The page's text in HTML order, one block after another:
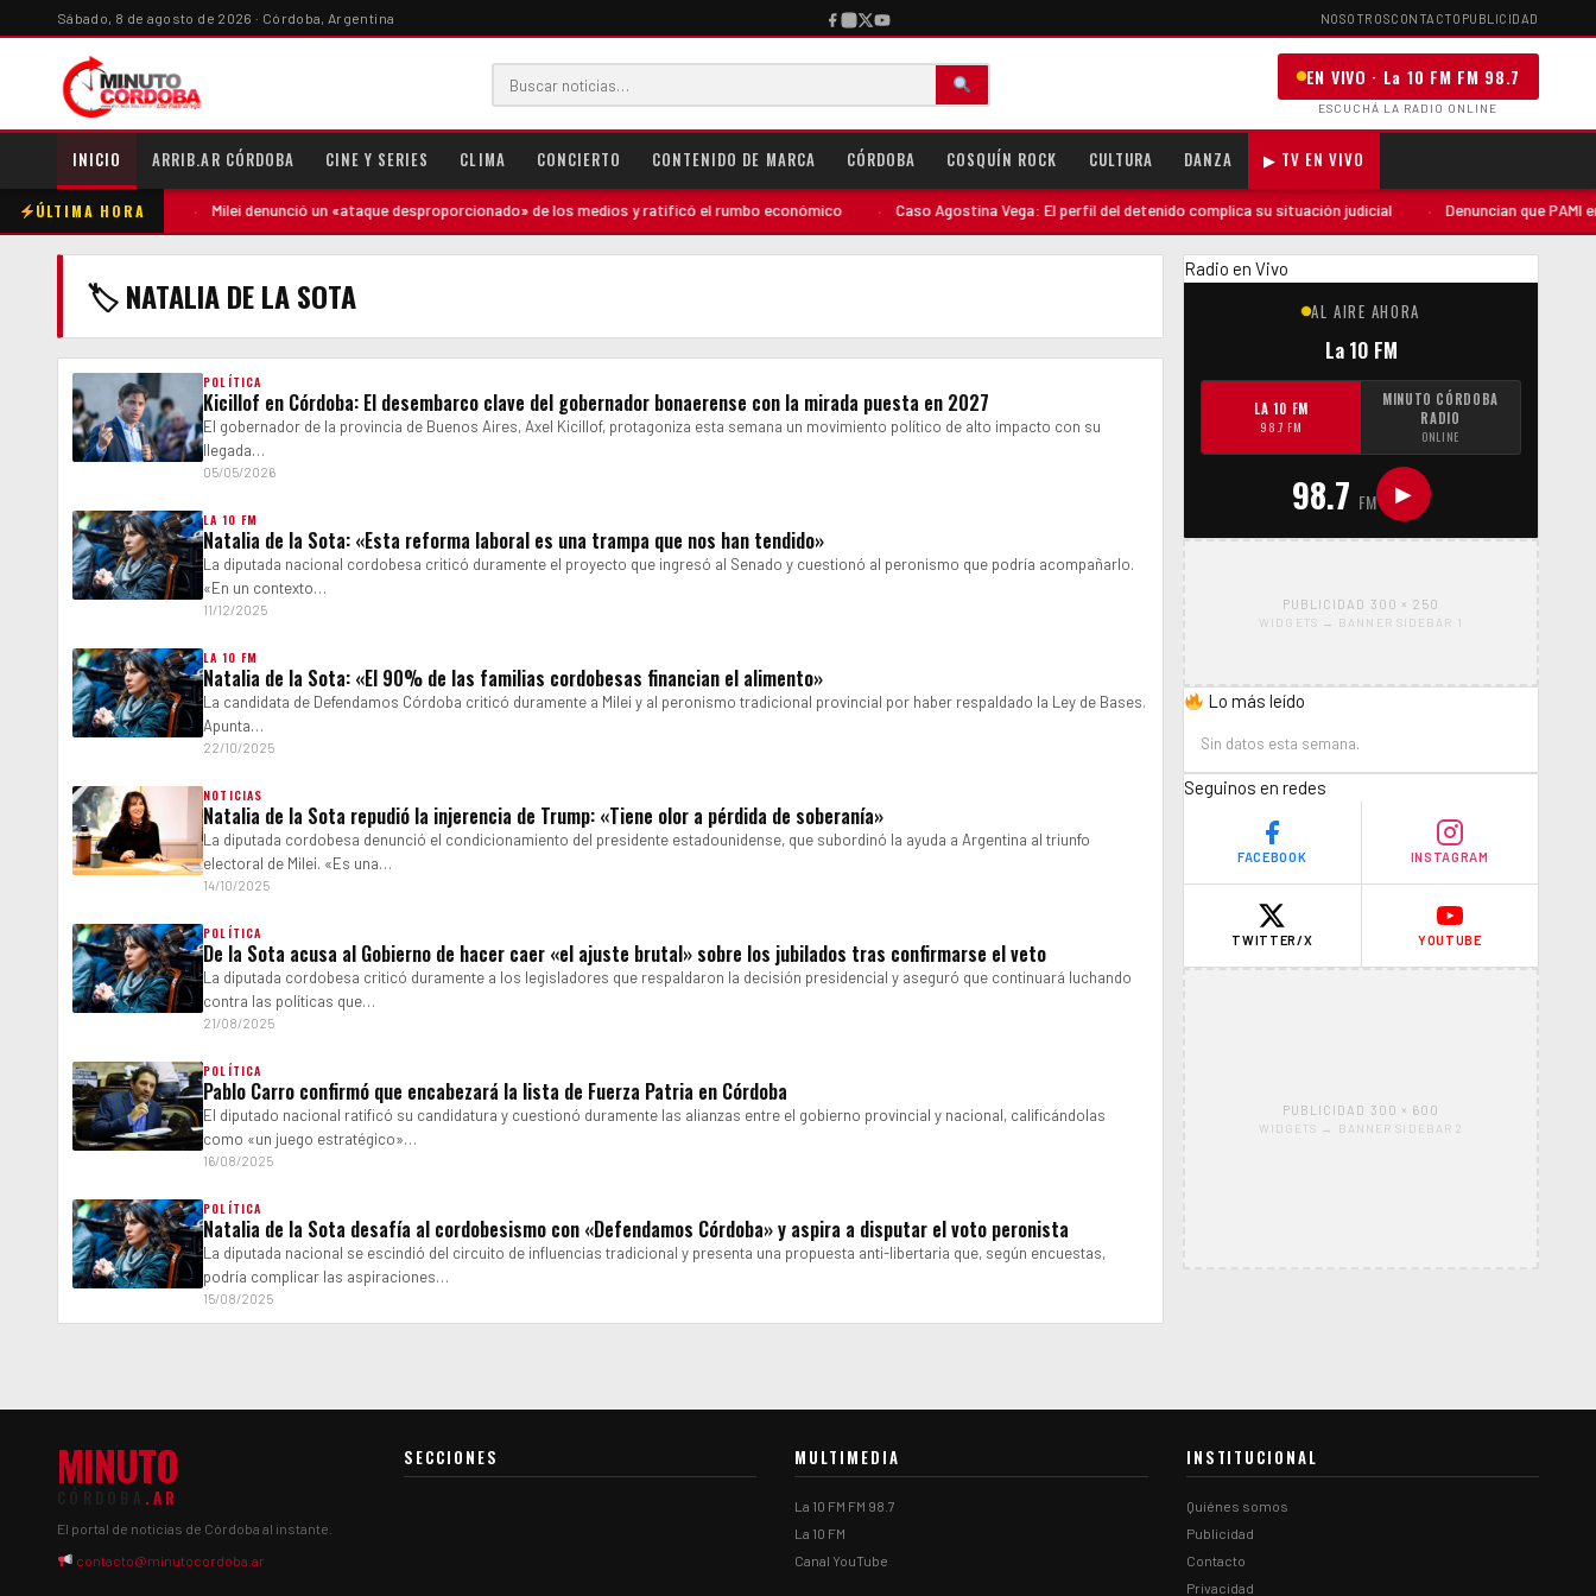
Sábado, 8 de agosto de 2026 · Córdoba, Argentina NOSOTROSCONTACTO PUBLICIDAD
EN VIVO · La 10 FM FM 98.7
ESCUCHÁ LA RADIO ONLINE
INICIO ARRIB.AR CÓRDOBA CINE Y SERIES CLIMA CONCIERTO CONTENIDO DE MARCA CÓRDOBA COSQUÍN ROCK CULTURA DANZA ▶ TV EN VIVO
ÚLTIMA HORA
contra la madre Milei denunció un «ataque desproporcionado» de los medios y ratificó el rumbo económico Caso Agostina Vega: El perfil del detenido complica su situación judicial Denuncian que PAMI
🏷 NATALIA DE LA SOTA
POLÍTICA
Kicillof en Córdoba: El desembarco clave del gobernador bonaerense con la mirada puesta en 2027
El gobernador de la provincia de Buenos Aires, Axel Kicillof, protagoniza esta semana un movimiento político de alto impacto con su
llegada…
05/05/2026
LA 10 FM
Natalia de la Sota: «Esta reforma laboral es una trampa que nos han tendido»
La diputada nacional cordobesa criticó duramente el proyecto que ingresó al Senado y cuestionó al peronismo que podría acompañarlo.
«En un contexto…
11/12/2025
LA 10 FM
Natalia de la Sota: «El 90% de las familias cordobesas financian el alimento»
La candidata de Defendamos Córdoba criticó duramente a Milei y al peronismo tradicional provincial por haber respaldado la Ley de Bases.
Apunta…
22/10/2025
NOTICIAS
Natalia de la Sota repudió la injerencia de Trump: «Tiene olor a pérdida de soberanía»
La diputada cordobesa denunció el condicionamiento del presidente estadounidense, que subordinó la ayuda a Argentina al triunfo
electoral de Milei. «Es una…
14/10/2025
POLÍTICA
De la Sota acusa al Gobierno de hacer caer «el ajuste brutal» sobre los jubilados tras confirmarse el veto
La diputada cordobesa criticó duramente a los legisladores que respaldaron la decisión presidencial y aseguró que continuará luchando
contra las políticas que…
21/08/2025
POLÍTICA
Pablo Carro confirmó que encabezará la lista de Fuerza Patria en Córdoba
El diputado nacional ratificó su candidatura y cuestionó duramente las alianzas entre el gobierno provincial y nacional, calificándolas
como «un juego estratégico»…
16/08/2025
POLÍTICA
Natalia de la Sota desafía al cordobesismo con «Defendamos Córdoba» y aspira a disputar el voto peronista
La diputada nacional se escindió del circuito de influencias tradicional y presenta una propuesta anti-libertaria que, según encuestas,
podría complicar las aspiraciones…
15/08/2025
Radio en Vivo
AL AIRE AHORA
La 10 FM
LA 10 FM
98.7 FM
MINUTO CÓRDOBA
RADIO
ONLINE
98.7 FM ▶
PUBLICIDAD 300 × 250
WIDGETS → BANNER SIDEBAR 1
Lo más leído
Sin datos esta semana.
Seguinos en redes
FACEBOOK INSTAGRAM
TWITTER/X YOUTUBE
PUBLICIDAD 300 × 600
WIDGETS → BANNER SIDEBAR 2
MINUTO
.AR
El portal de noticias de Córdoba al instante.
contacto@minutocordoba.ar
SECCIONES MULTIMEDIA
La 10 FM FM 98.7
La 10 FM
Canal YouTube
INSTITUCIONAL
Quiénes somos
Publicidad
Contacto
Privacidad